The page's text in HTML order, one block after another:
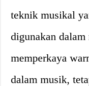
teknik musikal
digunakan
memperkaya
dalam musik,